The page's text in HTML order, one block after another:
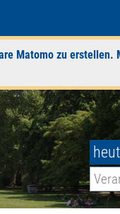
Matomo zu